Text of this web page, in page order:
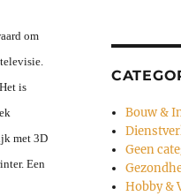
om
is
met 3D
Een
Bouw &
Geen
Hobby &